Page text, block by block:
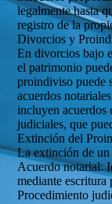
legalmente hasta
registro de la
Divorcios y
En divorcios bajo
el patrimonio
proindiviso puede
acuerdos
incluyen acuerdos
judiciales, que
Extinción del
La extinción de
Acuerdo notarial:
mediante escritura
Procedimiento